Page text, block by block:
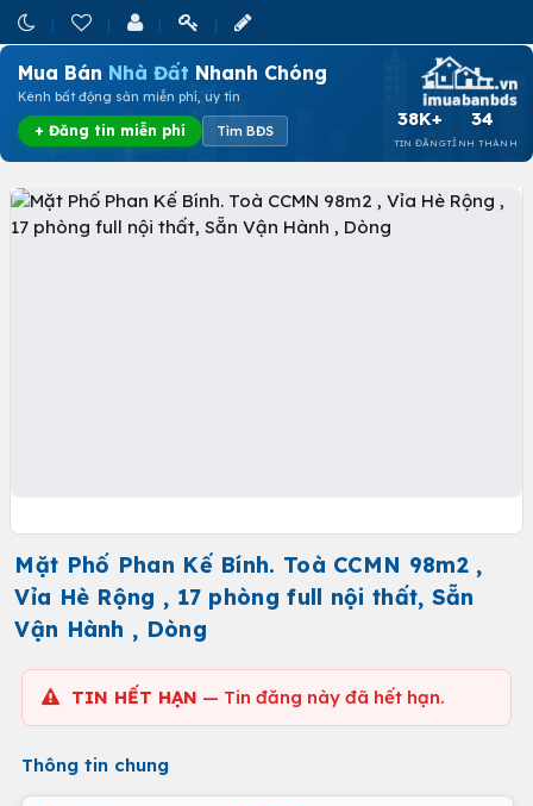
Mua Bán Nhà Đất Nhanh Chóng
Kênh bất động sản miễn phí, uy tín
+ Đăng tin miễn phí Tìm BĐS
38K+
TIN ĐĂNG
34
TỈNH THÀNH
Mặt Phố Phan Kế Bính. Toà CCMN 98m2 ,
Vỉa Hè Rộng , 17 phòng full nội thất, Sẵn
Vận Hành , Dòng
TIN HẾT HẠN — Tin đăng này đã hết hạn.
Thông tin chung